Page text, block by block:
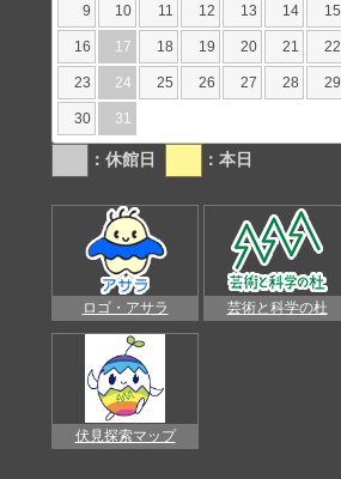
9 10 11 12 13 14 15
16 17 18 19 20 21 22
23 24 25 26 27 28 29
30 31
：休館日 ：本日
ロゴ・アサラ 芸術と科学の杜
伏見探索マップ